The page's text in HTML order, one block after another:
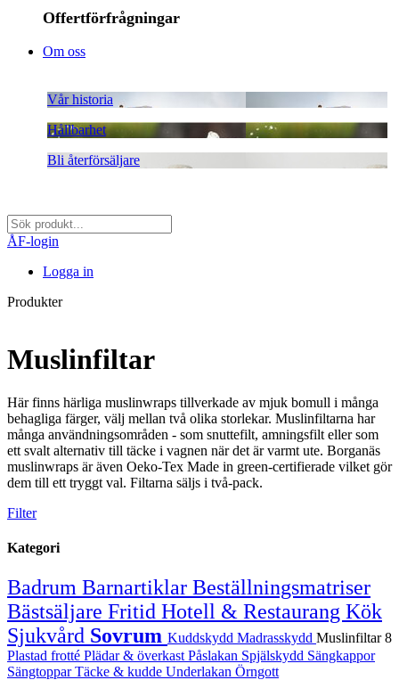
Offertförfrågningar
Om oss
Vår historia
Hållbarhet
Bli återförsäljare
ÅF-login
Logga in
Produkter
Muslinfiltar
Här finns härliga muslinwraps tillverkade av mjuk bomull i många
behagliga färger, välj mellan två olika storlekar. Muslinfiltarna har
många användningsområden - som snuttefilt, amningsfilt eller som
ett svalt alternativ till täcke i vagnen när det är varmt ute. Borganäs
muslinwraps är även Oeko-Tex Made in green-certifierade vilket gör
dem till ett tryggt val. Filtarna säljs i två-pack.
Filter
Kategori
Badrum Barnartiklar Beställningsmatriser
Bästsäljare Fritid Hotell & Restaurang Kök
Sjukvård Sovrum Kuddskydd Madrasskydd Muslinfiltar8
Plastad frotté Plädar & överkast Påslakan Spjälskydd Sängkappor
SängtopparTäcke & kudde Underlakan Örngott